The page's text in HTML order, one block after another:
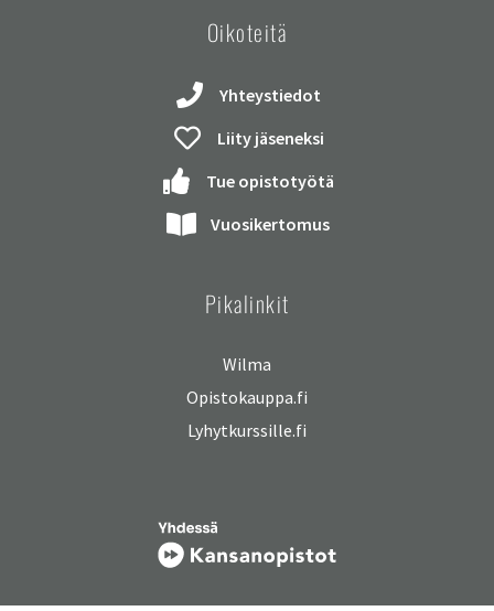
Oikoteitä
Yhteystiedot
Liity jäseneksi
Tue opistotyötä
Vuosikertomus
Pikalinkit
Wilma
Opistokauppa.fi
Lyhytkurssille.fi